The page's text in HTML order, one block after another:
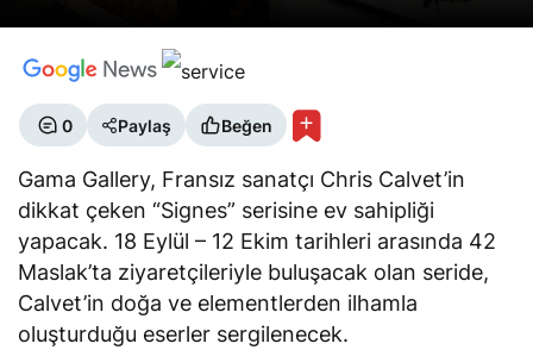
0 Paylaş Beğen
Gama Gallery, Fransız sanatçı Chris Calvet’in
dikkat çeken “Signes” serisine ev sahipliği
yapacak. 18 Eylül – 12 Ekim tarihleri arasında 42
Maslak’ta ziyaretçileriyle buluşacak olan seride,
Calvet’in doğa ve elementlerden ilhamla
oluşturduğu eserler sergilenecek.